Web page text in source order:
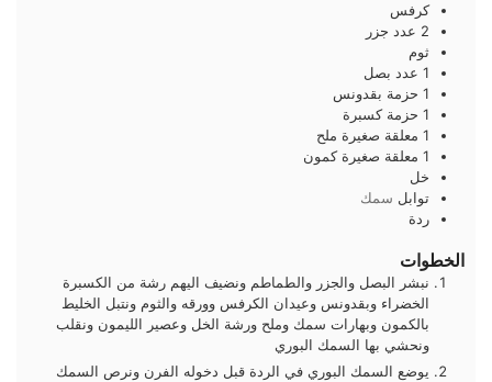
كرفس
2 عدد جزر
ثوم
1 عدد بصل
1 حزمة بقدونس
1 حزمة كسبرة
1 معلقة صغيرة ملح
1 معلقة صغيرة كمون
خل
توابل سمك
ردة
الخطوات
نبشر البصل والجزر والطماطم ونضيف اليهم رشة من الكسبرة
الخضراء وبقدونس وعيدان الكرفس وورقه والثوم ونتبل الخليط
بالكمون وبهارات سمك وملح ورشة الخل وعصير الليمون ونقلب
ونحشي بها السمك البوري
يوضع السمك البوري في الردة قبل دخوله الفرن ونرص السمك